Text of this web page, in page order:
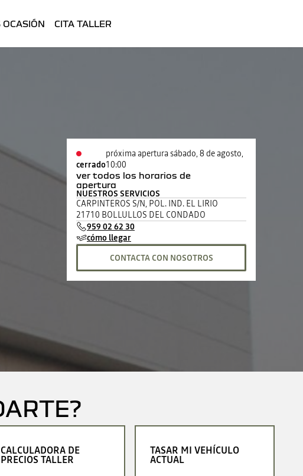
OCASIÓN CITA TALLER
cerrado
próxima apertura sábado, 8 de agosto,
10:00
ver todos los horarios de
apertura
lunes 08:30 - 14:00
martes
08:30 - 14:0015:00 - 20:30
miércoles
08:30 - 14:0015:00 - 20:30
jueves
viernes
NUESTROS SERVICIOS
CARPINTEROS S/N, POL. IND. EL LIRIO
21710 BOLLULLOS DEL CONDADO
959 02 62 30
cómo llegar
CONTACTA CON NOSOTROS
CALCULADORA DE
PRECIOS TALLER
TASAR MI VEHÍCULO
ACTUAL